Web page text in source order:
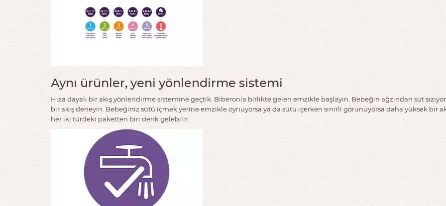
Aynı ürünler, yeni yönlendirme sistemi
Hıza dayalı bir akış yönlendirme sistemine geçtik. Biberonla birlikte gelen emzikle başlayın. Bebeğin ağzından süt
bir akış deneyin. Bebeğiniz sütü içmek yerine emzikle oynuyorsa ya da sütü içerken sinirli görünüyorsa daha yüksek bir
her iki türdeki paketten biri denk gelebilir.